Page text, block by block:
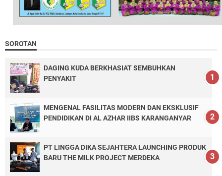
SOROTAN
DAGING KUDA BERKHASIAT SEMBUHKAN
PENYAKIT
MENGENAL FASILITAS MODERN DAN EKSKLUSIF
PENDIDIKAN DI AL AZHAR IIBS KARANGANYAR
PT LINGGA DIKA SEJAHTERA LAUNCHING PRODUK
BARU THE MILK PROJECT MERDEKA